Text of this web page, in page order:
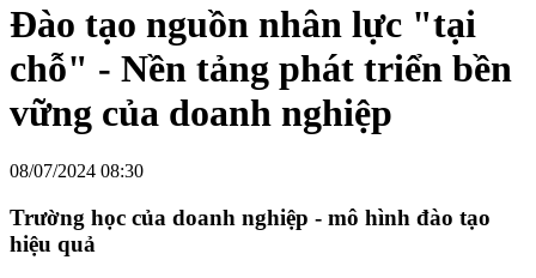
Đào tạo nguồn nhân lực "tại
chỗ" - Nền tảng phát triển bền
vững của doanh nghiệp
08/07/2024 08:30
Trường học của doanh nghiệp - mô hình đào tạo
hiệu quả